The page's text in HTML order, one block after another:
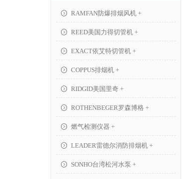
RAMFAN防爆排烟风机 +
REED美国力得切管机 +
EXACT依艾特切管机 +
COPPUS排烟机 +
RIDGID美国里奇 +
ROTHENBEGER罗森博格 +
燃气检测仪器 +
LEADER雷德尔消防排烟机 +
SONHO台湾松河水泵 +